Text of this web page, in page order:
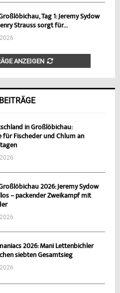
Tag 1: Jeremy Sydow
Strauss sorgt für...
ANZEIGEN
in Großlöbichau:
für Fischeder und Chlum an
2026: Jeremy Sydow
– packender Zweikampf mit
2026: Mani Lettenbichler
siebten Gesamtsieg